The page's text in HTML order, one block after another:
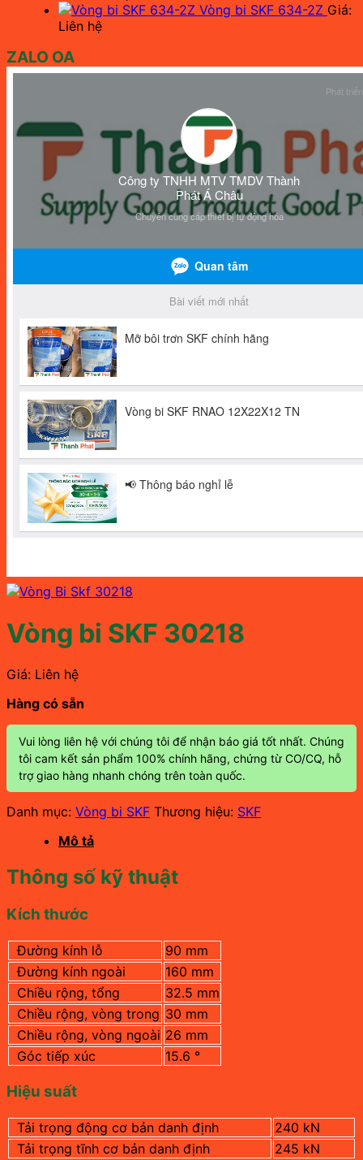
Vòng bi SKF 634-2Z Giá:
Liên hệ
ZALO OA
Vòng bi SKF 30218
Giá: Liên hệ
Hàng có sẵn
Vui lòng liên hệ với chúng tôi để nhận báo giá tốt nhất. Chúng
tôi cam kết sản phẩm 100% chính hãng, chứng từ CO/CQ, hỗ
trợ giao hàng nhanh chóng trên toàn quốc.
Danh mục: Vòng bi SKF Thương hiệu: SKF
Mô tả
Thông số kỹ thuật
Kích thước
Đường kính lỗ
90 mm
Đường kính ngoài
160 mm
Chiều rộng, tổng
32.5 mm
Chiều rộng, vòng trong 30 mm
Chiều rộng, vòng ngoài 26 mm
Góc tiếp xúc
15.6 °
Hiệu suất
Tải trọng động cơ bản danh định
240 kN
Tải trọng tĩnh cơ bản danh định
245 kN